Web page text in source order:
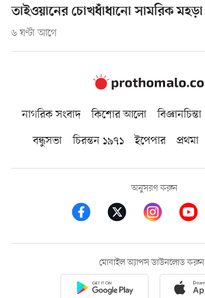
তাইওয়ানের চোখধাঁধানো সামরিক মহড়া
৬ ঘণ্টা আগে
নাগরিক সংবাদ কিশোর আলো বিজ্ঞানচিন্তা
বন্ধুসভা
চিরন্তন ১৯৭১ ইপেপার প্রথমা
অনুসরণ করুন
মোবাইল অ্যাপস ডাউনলোড করুন